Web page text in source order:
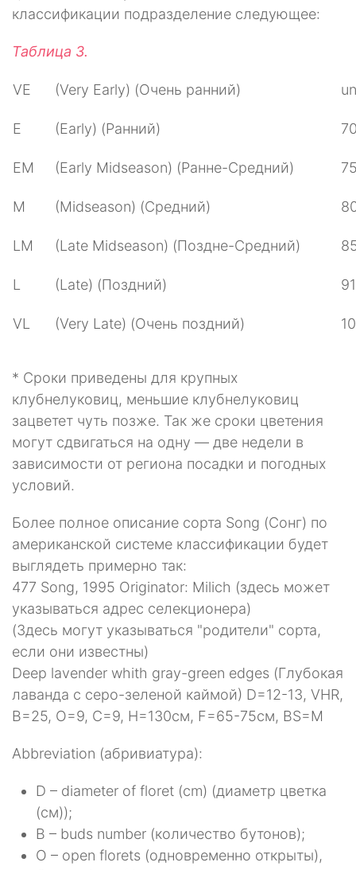
классификации подразделение следующее:
Таблица 3.
VE (Very Early) (Очень ранний)
E (Early) (Ранний)
EM (Early Midseason) (Ранне-Средний)
M (Midseason) (Средний)
LM (Late Midseason) (Поздне-Средний)
L (Late) (Поздний)
VL (Very Late) (Очень поздний)
* Сроки приведены для крупных
клубнелуковиц, меньшие клубнелуковиц
зацветет чуть позже. Так же сроки цветения
могут сдвигаться на одну — две недели в
зависимости от региона посадки и погодных
условий.
Более полное описание сорта Song (Сонг) по
американской системе классификации будет
выглядеть примерно так:
477 Song, 1995 Originator: Milich (здесь может
указываться адрес селекционера)
(Здесь могут указываться "родители" сорта,
если они известны)
Deep lavender whith gray-green edges (Глубокая
лаванда с серо-зеленой каймой) D=12-13, VHR,
B=25, O=9, C=9, H=130см, F=65-75см, BS=M
Abbreviation (абривиатура):
D – diameter of floret (cm) (диаметр цветка
(см));
B – buds number (количество бутонов);
O – open florets (одновременно открыты),